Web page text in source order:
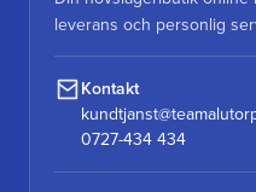
leverans och personlig
Kontakt
0727-434 434